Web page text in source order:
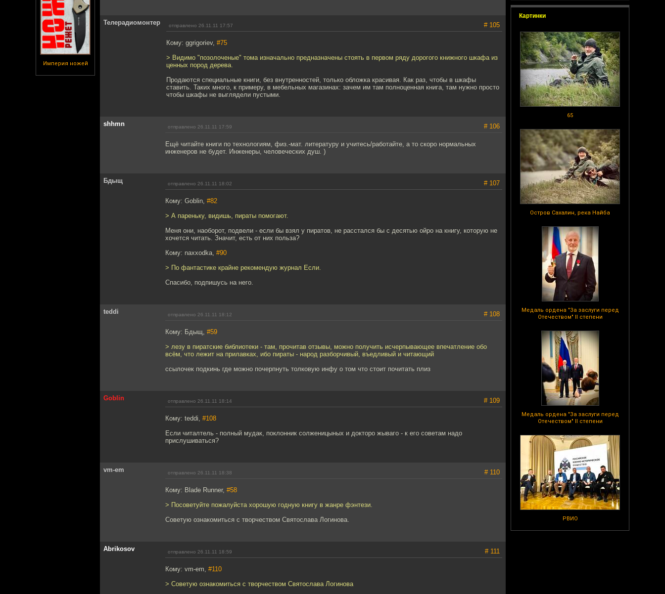
Империя ножей
Картинки
65
Остров Сахалин, река Найба
Медаль ордена "За заслуги перед
Отечеством" II степени
Медаль ордена "За заслуги перед
Отечеством" II степени
РВИО
Телерадиомонтер отправлено 26.11.11 17:57 # 105
Кому: ggrigoriev, #75
> Видимо "позолоченые" тома изначально предназначены стоять в первом ряду дорогого книжного шкафа из
ценных пород дерева.
Продаются специальные книги, без внутренностей, только обложка красивая. Как раз, чтобы в шкафы
ставить. Таких много, к примеру, в мебельных магазинах: зачем им там полноценная книга, там нужно просто
чтобы шкафы не выглядели пустыми.
shhmn отправлено 26.11.11 17:59 # 106
Ещё читайте книги по технологиям, физ.-мат. литературу и учитесь/работайте, а то скоро нормальных
инженеров не будет. Инженеры, человеческих душ. )
Бдыщ отправлено 26.11.11 18:02 # 107
Кому: Goblin, #82
> А пареньку, видишь, пираты помогают.
Меня они, наоборот, подвели - если бы взял у пиратов, не расстался бы с десятью ойро на книгу, которую не
хочется читать. Значит, есть от них польза?
Кому: naxxodka, #90
> По фантастике крайне рекомендую журнал Если.
Спасибо, подпишусь на него.
teddi отправлено 26.11.11 18:12 # 108
Кому: Бдыщ, #59
> лезу в пиратские библиотеки - там, прочитав отзывы, можно получить исчерпывающее впечатление обо
всём, что лежит на прилавках, ибо пираты - народ разборчивый, въедливый и читающий
ссылочек подкинь где можно почерпнуть толковую инфу о том что стоит почитать плиз
Goblin отправлено 26.11.11 18:14 # 109
Кому: teddi, #108
Если читалтель - полный мудак, поклонник солженицыных и докторо жываго - к его советам надо
прислушиваться?
vm-em отправлено 26.11.11 18:38 # 110
Кому: Blade Runner, #58
> Посоветуйте пожалуйста хорошую годную книгу в жанре фэнтези.
Советую ознакомиться с творчеством Святослава Логинова.
Abrikosov отправлено 26.11.11 18:59 # 111
Кому: vm-em, #110
> Советую ознакомиться с творчеством Святослава Логинова